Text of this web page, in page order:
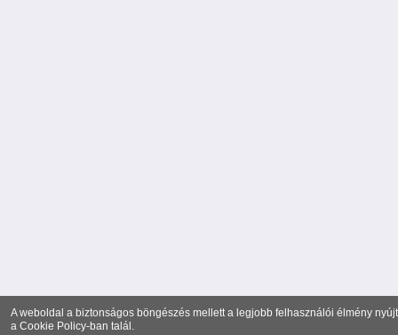
A weboldal a biztonságos böngészés mellett a legjobb felhasználói élmény
a Cookie Policy-ban talál.